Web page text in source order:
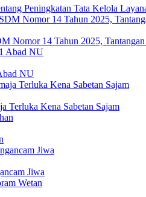
Peningkatan Tata Kelola
14 Tahun 2025,
NU
Terluka Kena Sabetan Sajam
Jiwa